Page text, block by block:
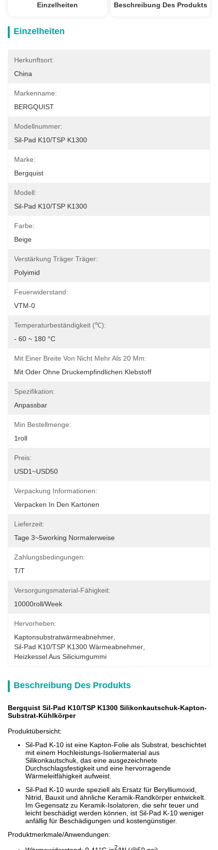
Einzelheiten Beschreibung Des Produkts
Einzelheiten
Herkunftsort:
China
Markenname:
BERGQUIST
Modellnummer:
Sil-Pad K10/TSP K1300
Marke:
Bergquist
Modell:
Sil-Pad K10/TSP K1300
Farbe:
Beige
Verstärkung Träger Träger:
Polyimid
Feuerwiderstand:
VTM-0
Temperaturbeständigkeit (℃):
- 60 ~ 180 °C
Mit Einer Breite Von Nicht Mehr Als 20 Mm:
Mit Oder Ohne Druckempfindlichen Klebstoff
Spezifikation:
Anpassbar
Min Bestellmenge:
1roll
Preis:
USD1~USD50
Verpackung Informationen:
Verpacken In Den Kartonen
Lieferzeit:
Tage 3~5working Normalerweise
Zahlungsbedingungen:
T/T
Versorgungsmaterial-Fähigkeit:
10000roll/week
Hervorheben:
Kaptonsubstratwärmeabnehmer
Sil-Pad K10/TSP K1300 Wärmeabnehmer
Heizkessel Aus Siliciumgummi
Beschreibung Des Produkts
Bergquist Sil-Pad K10/TSP K1300 Silikonkautschuk-Kapton-
Substrat-Kühlkörper
Produktübersicht:
Sil-Pad K-10 ist eine Kapton-Folie als Substrat, beschichtet
mit einem Hochleistungs-Isoliermaterial aus
Silikonkautschuk, das eine ausgezeichnete
Durchschlagsfestigkeit und eine hervorragende
Wärmeleitfähigkeit aufweist.
Sil-Pad K-10 wurde speziell als Ersatz für Berylliumoxid,
Nitrid, Bauxit und ähnliche Keramik-Randkörper entwickelt.
Im Gegensatz zu Keramik-Isolatoren, die sehr teuer und
leicht beschädigt werden können, ist Sil-Pad K-10 weniger
anfällig für Beschädigungen und kostengünstiger.​
Produktmerkmale/Anwendungen:
2